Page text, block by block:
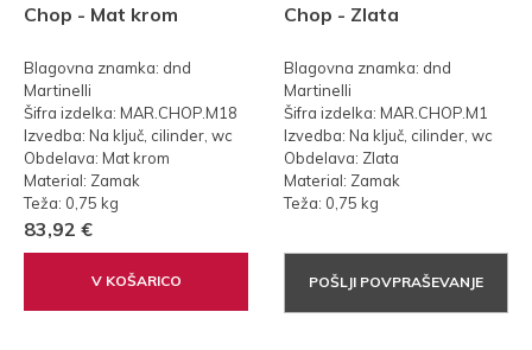
Chop - Mat krom
Blagovna znamka: dnd
Martinelli
Šifra izdelka: MAR.CHOP.M18
Izvedba: Na ključ, cilinder, wc
Obdelava: Mat krom
Material: Zamak
Teža: 0,75 kg
83,92 €
V KOŠARICO
Chop - Zlata
Blagovna znamka: dnd
Martinelli
Šifra izdelka: MAR.CHOP.M1
Izvedba: Na ključ, cilinder, wc
Obdelava: Zlata
Material: Zamak
Teža: 0,75 kg
POŠLJI POVPRAŠEVANJE